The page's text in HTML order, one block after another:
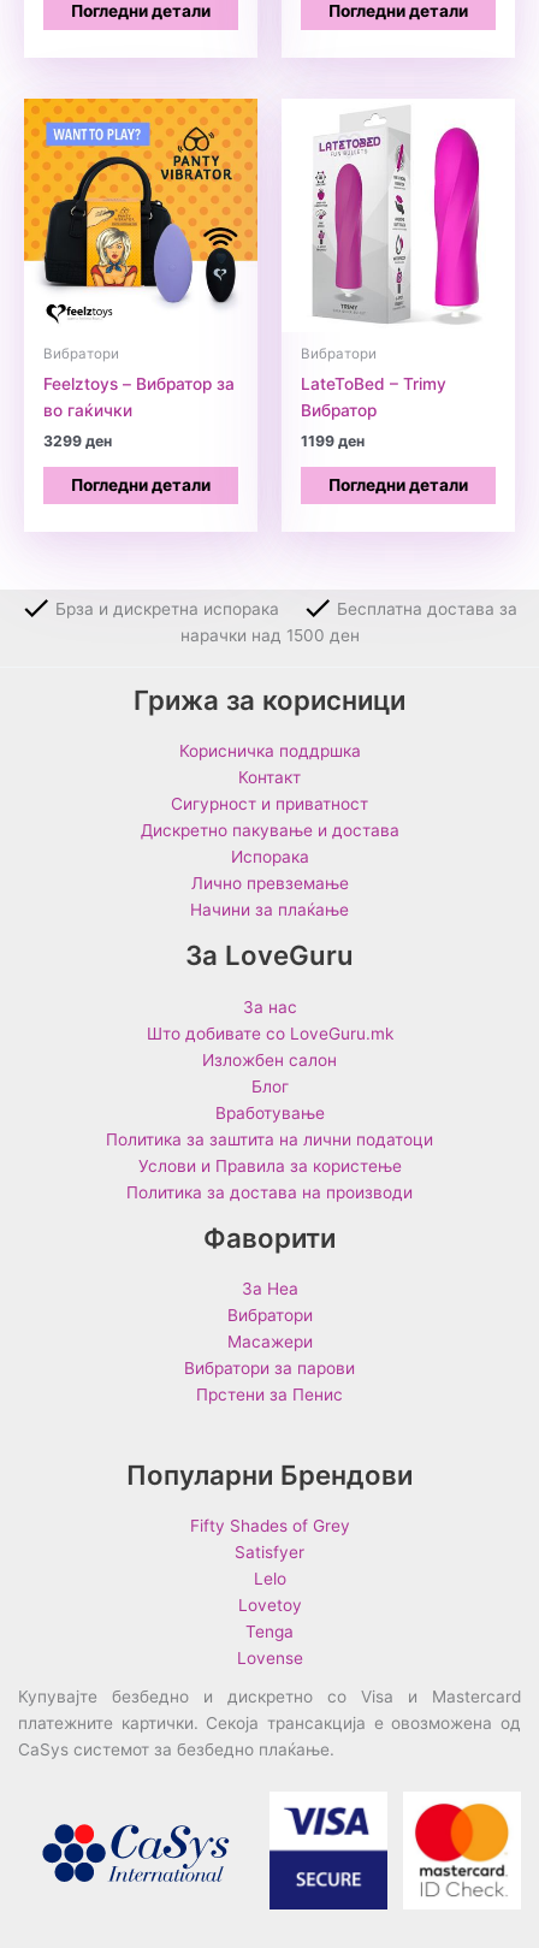
Погледни детали Погледни детали
Вибратори
Feelztoys – Вибратор за
во гаќички
3299ден
Погледни детали
Вибратори
LateToBed – Trimy
Вибратор
1199ден
Погледни детали
Брза и дискретна испорака
Бесплатна достава за
нарачки над 1500 ден
Грижа за корисници
Корисничка поддршка
Контакт
Сигурност и приватност
Дискретно пакување и достава
Испорака
Лично превземање
Начини за плаќање
За LoveGuru
За нас
Што добивате со LoveGuru.mk
Изложбен салон
Блог
Вработување
Политика за заштита на лични податоци
Услови и Правила за користење
Политика за достава на производи
Фаворити
За Неа
Вибратори
Масажери
Вибратори за парови
Прстени за Пенис
Популарни Брендови
Fifty Shades of Grey
Satisfyer
Lelo
Lovetoy
Tenga
Lovense
Купувајте безбедно и дискретно со Visa и Mastercard
платежните картички. Секоја трансакција е овозможена од
CaSys системот за безбедно плаќање.